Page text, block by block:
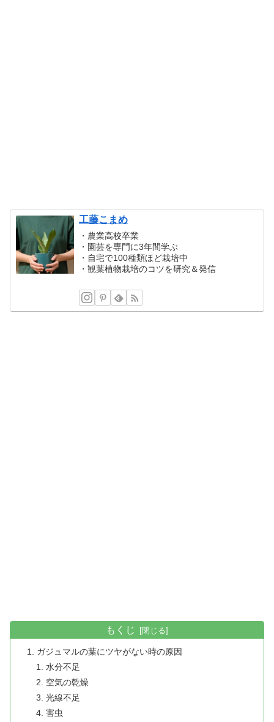
工藤こまめ
・農業高校卒業
・園芸を専門に3年間学ぶ
・自宅で100種類ほど栽培中
・観葉植物栽培のコツを研究＆発信
もくじ
ガジュマルの葉にツヤがない時の原因
水分不足
空気の乾燥
光線不足
害虫